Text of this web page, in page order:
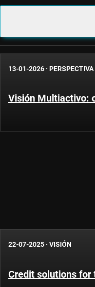
13-01-2026 ·
Visión Multiactivo:
22-07-2025 · VISIÓN
Credit solutions